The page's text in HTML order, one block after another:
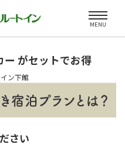
MENU
ー がセットでお得
ン下館
さい